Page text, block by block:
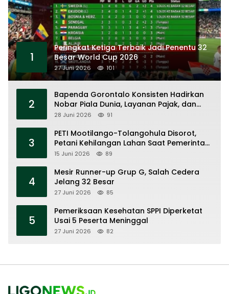
1
Peringkat Ketiga Terbaik Jadi Penentu 32
Besar World Cup 2026
27 Juni 2026 101
2
Bapenda Gorontalo Konsisten Hadirkan
Nobar Piala Dunia, Layanan Pajak, dan
Ruang UMKM
28 Juni 2026 91
3
PETI Mootilango-Tolangohula Disorot,
Petani Kehilangan Lahan Saat Pemerintah
Fokus Panggung Seremonial
15 Juni 2026 89
4
Mesir Runner-up Grup G, Salah Cedera
Jelang 32 Besar
27 Juni 2026 85
5
Pemeriksaan Kesehatan SPPI Diperketat
Usai 5 Peserta Meninggal
27 Juni 2026 82